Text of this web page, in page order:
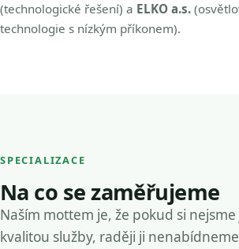
(technologické řešení) a ELKO a.s.
technologie s nízkým příkonem).
SPECIALIZACE
Na co se zaměřujeme
Naším mottem je, že pokud si
kvalitou služby, raději ji